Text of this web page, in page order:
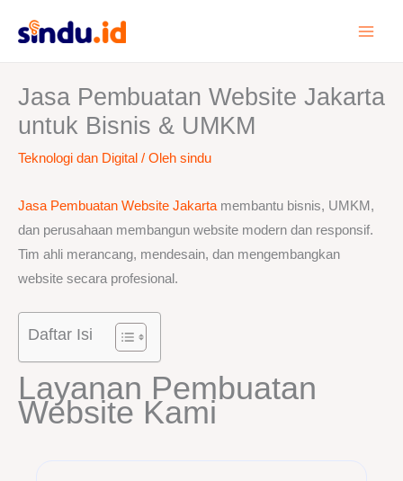
Jasa Pembuatan Website Jakarta
untuk Bisnis & UMKM
Teknologi dan Digital / Oleh sindu
Jasa Pembuatan Website Jakarta membantu bisnis, UMKM,
dan perusahaan membangun website modern dan responsif.
Tim ahli merancang, mendesain, dan mengembangkan
website secara profesional.
Daftar Isi
Layanan Pembuatan
Website Kami